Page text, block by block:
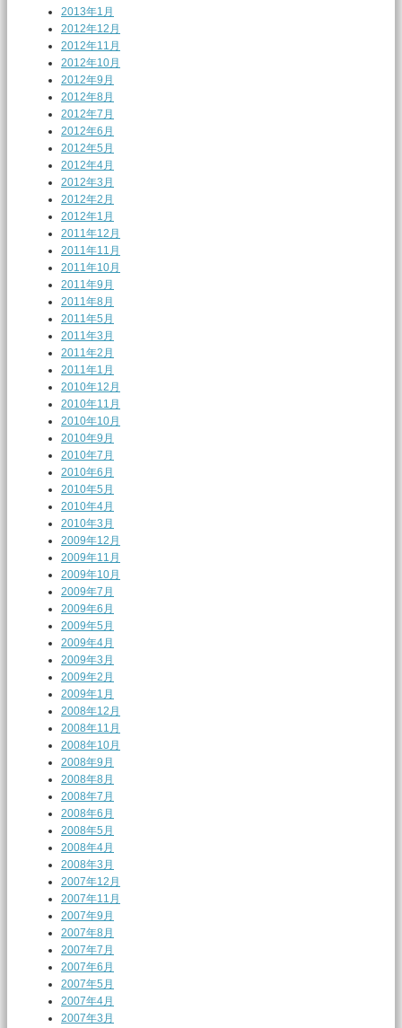
2013年1月
2012年12月
2012年11月
2012年10月
2012年9月
2012年8月
2012年7月
2012年6月
2012年5月
2012年4月
2012年3月
2012年2月
2012年1月
2011年12月
2011年11月
2011年10月
2011年9月
2011年8月
2011年5月
2011年3月
2011年2月
2011年1月
2010年12月
2010年11月
2010年10月
2010年9月
2010年7月
2010年6月
2010年5月
2010年4月
2010年3月
2009年12月
2009年11月
2009年10月
2009年7月
2009年6月
2009年5月
2009年4月
2009年3月
2009年2月
2009年1月
2008年12月
2008年11月
2008年10月
2008年9月
2008年8月
2008年7月
2008年6月
2008年5月
2008年4月
2008年3月
2007年12月
2007年11月
2007年9月
2007年8月
2007年7月
2007年6月
2007年5月
2007年4月
2007年3月